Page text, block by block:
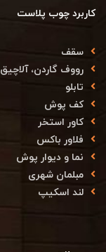
کاربرد چوب پلاست
سقف
رووف گاردن، آلاچیق
تابلو
کف پوش
کاور استخر
فلاور باکس
نما و دیوار پوش
مبلمان شهری
لند اسکیپ